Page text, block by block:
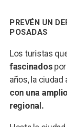
PREVÉN UN D
POSADAS
Los turistas
fascinados
años, la ciudad
con una
regional.